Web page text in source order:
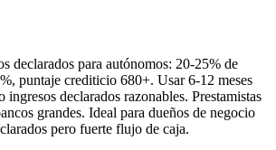
declarados para autónomos: 20-25% de
puntaje crediticio 680+. Usar 6-12 meses
ingresos declarados razonables. Prestamistas
grandes. Ideal para dueños de negocio
pero fuerte flujo de caja.